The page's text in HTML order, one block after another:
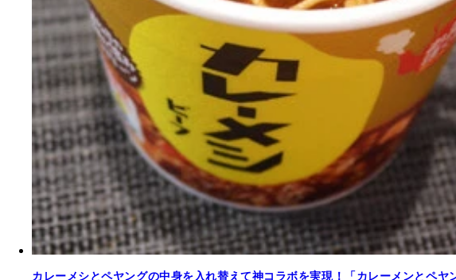
カレーメシとペヤングの中身を入れ替えて神コラボを実現！「カレーメンとペ